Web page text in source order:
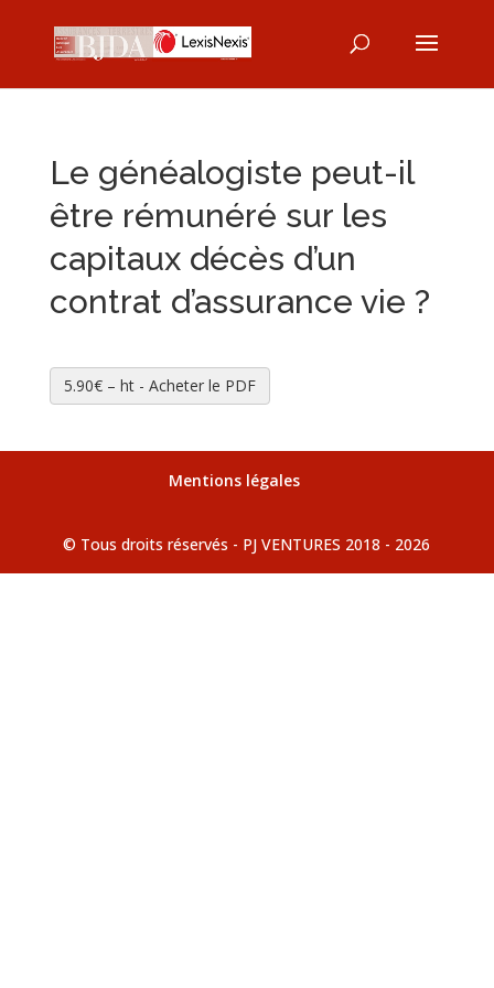
Le généalogiste peut-il
être rémunéré sur les
capitaux décès d’un
contrat d’assurance vie ?
5.90€ – ht - Acheter le PDF
Mentions légales
© Tous droits réservés - PJ VENTURES 2018 - 2026